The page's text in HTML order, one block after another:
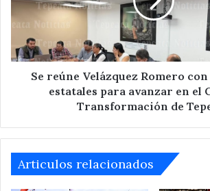
autoridades
para
avanzar
Transformación
Tepeaca
Se reúne Velázquez Romero
estatales para avanzar en el
Transformación de
Articulos relacionados